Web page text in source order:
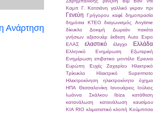
Ανάρτηση
Καμπ Γ. Κατσιάνη γαλλικό γκραν πρι
Γενεύη Γρήγορου καφέ δημοπρασία
δημόσια ΚΤΕΟ
διαγωνισμός Anytime
δίκυκλο
Δοκιμή
Δωρεάν πακέτα
γνήσιων αξεσουάρ έκθεση Auto Expo
ΕΛΑΣ
ελαστικό έλεγχο Ελλάδα
Ελληνικό Ενημέρωση
Εξωτερική
Ενημέρωση επιβατικο μοντέλο Ερευνα
Ευρώπη
Ευχές Ζαχαρίου
Ηλεκτρικό
Τρίκυκλο
Ηλεκτρικό Supermoto
Ηλεκτροκίνηση
ηλεκτροκίνητο όχημα
ΗΠΑ
Θεσσαλονίκη Ιανουάριος
Ιούλιος
Ιωάννα Σκάλκου
Ιbiza
κατάθεση
κατανάλωση
κατανάλωση καυσίμου
ΚΙΑ RIO κλιματιστικό κλοπή Κούμπιτσα